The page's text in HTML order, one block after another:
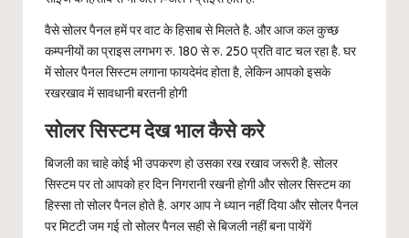
वैसे सोलर पैनल हमें पर वाट के हिसाब से मिलते है. और आज कल कुच्छ
कम्पनीयों का प्राइस लगभग रु. 180 से रु. 250 प्रति वाट चल रहा है. घर
में सोलर पैनल सिस्टम लगाना फायदेमंद होता है, लेकिन आपको इसके
रखरखाव में सावधानी बरतनी होगी
सोलर सिस्टम देख भाल कैसे करे
बिजली का चाहे कोई भी उपकरण हो उसका रख रखाव जरूरी है. सोलर
सिस्टम पर तो आपको हर दिन निगरानी रखनी होगी और सोलर सिस्टम का
हिस्सा तो सोलर पैनल होते है. अगर आप ने ध्यान नहीं दिया और सोलर पैनल
पर मिटटी जम गई तो सोलर पैनल सही से बिजली नहीं बना पायेंगें